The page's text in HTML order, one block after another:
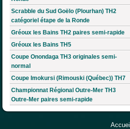
Scrabble du Sud Goëlo (Plourhan) TH2
catégoriel étape de la Ronde
Gréoux les Bains TH2 paires semi-rapide
Gréoux les Bains TH5
Coupe Onondaga TH3 originales semi-
normal
Coupe Imokursi (Rimouski (Québec)) TH7
Championnat Régional Outre-Mer TH3
Outre-Mer paires semi-rapide
Accueil